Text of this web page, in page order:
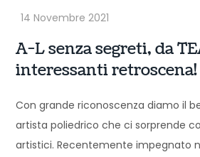
A-L senza segreti, da
interessanti retroscena!
Con grande riconoscenza diamo il
artista poliedrico che ci sorprende
artistici. Recentemente impegnato